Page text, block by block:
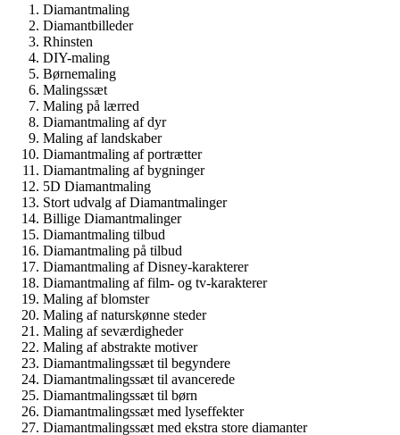
Diamantmaling
Diamantbilleder
Rhinsten
DIY-maling
Børnemaling
Malingssæt
Maling på lærred
Diamantmaling af dyr
Maling af landskaber
Diamantmaling af portrætter
Diamantmaling af bygninger
5D Diamantmaling
Stort udvalg af Diamantmalinger
Billige Diamantmalinger
Diamantmaling tilbud
Diamantmaling på tilbud
Diamantmaling af Disney-karakterer
Diamantmaling af film- og tv-karakterer
Maling af blomster
Maling af naturskønne steder
Maling af seværdigheder
Maling af abstrakte motiver
Diamantmalingssæt til begyndere
Diamantmalingssæt til avancerede
Diamantmalingssæt til børn
Diamantmalingssæt med lyseffekter
Diamantmalingssæt med ekstra store diamanter